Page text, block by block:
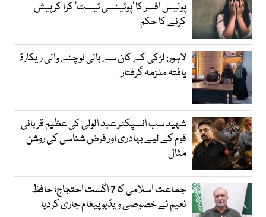
پولیس افسر کا ’پوٹینسی ٹیسٹ‘ کرا کر پیش
کرنے کا حکم
لاہور: لڑکی کے کان سے بالی نوچنے والی ریکارڈ
یافتہ ملزمہ گرفتار
شہید سب انسپکٹر عبد الولی کی عظیم قربانی
قوم کے لیے بہادری اور فرض شناسی کی روشن
مثال
جماعت اسلامی کا 7 اگست احتجاج؛ حافظ
نعیم نے خصوصی ویڈیو پیغام جاری کردیا